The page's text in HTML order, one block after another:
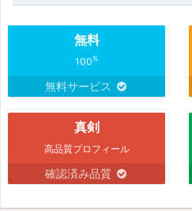
無料
100%
無料サービス
真剣
高品質プロフィール
確認済み品質